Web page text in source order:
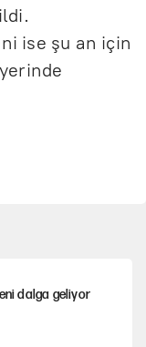
ise şu an için
dalga geliyor